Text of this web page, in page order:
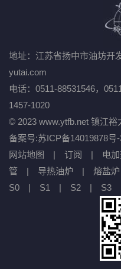
地址：江苏省扬中市油坊开
yutai.com
电话：0511-88531546，
1457-1020
© 2023 www.ytfb.net 镇江
备案号:苏ICP备14019878号
网站地图
| 订阅 | 电
管
| 导热油炉 |
熔盐炉
S0
| S1 | S2 | S3